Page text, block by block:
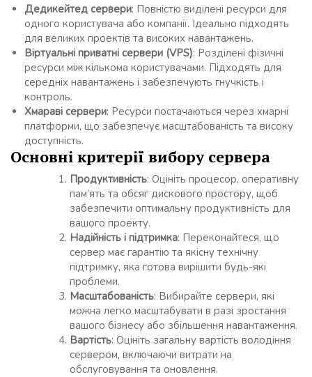
Дедикейтед сервери: Повністю виділені ресурси для
одного користувача або компанії. Ідеально підходять
для великих проектів та високих навантажень.
Віртуальні приватні сервери (VPS): Розділені фізичні
ресурси між кількома користувачами. Підходять для
середніх навантажень і забезпечують гнучкість і
контроль.
Хмараві сервери: Ресурси постачаються через хмарні
платформи, що забезпечує масштабованість та високу
доступність.
Основні критерії вибору сервера
Продуктивність: Оцініть процесор, оперативну
пам’ять та обсяг дискового простору, щоб
забезпечити оптимальну продуктивність для
вашого проекту.
Надійність і підтримка: Переконайтеся, що
сервер має гарантію та якісну технічну
підтримку, яка готова вирішити будь-які
проблеми.
Масштабованість: Вибирайте сервери, які
можна легко масштабувати в разі зростання
вашого бізнесу або збільшення навантаження.
Вартість: Оцініть загальну вартість володіння
сервером, включаючи витрати на
обслуговування та оновлення.